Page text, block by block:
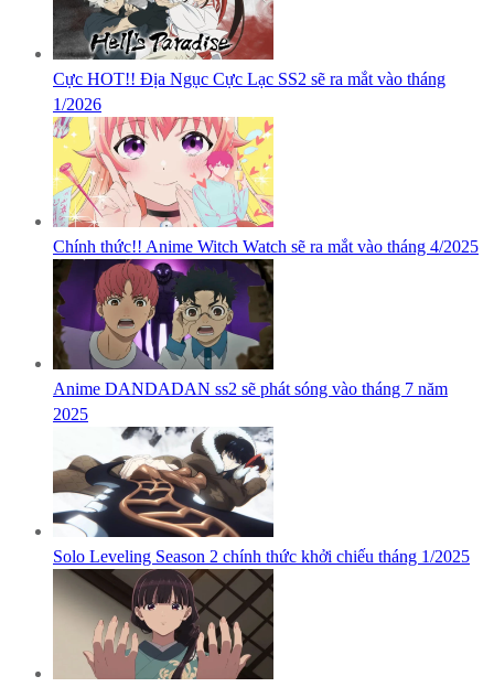
Cực HOT!! Địa Ngục Cực Lạc SS2 sẽ ra mắt vào tháng
1/2026
Chính thức!! Anime Witch Watch sẽ ra mắt vào tháng 4/2025
Anime DANDADAN ss2 sẽ phát sóng vào tháng 7 năm
2025
Solo Leveling Season 2 chính thức khởi chiếu tháng 1/2025